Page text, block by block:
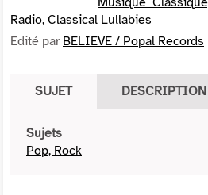
Radio, Classical Lullabies
Edité par BELIEVE / Popal Records
SUJET DESCRIPTION
Sujets
Pop, Rock